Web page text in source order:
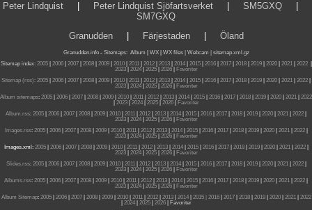
Peter Lindquist
Peter Lindquist Sjöfartsverket SM5GXQ
SM7GXQ
Granudden| Färjestaden| Öland
Granudden.info- Sitemaps: Album WX WX files | Webcam |
sitemap.xml.gz
Sitemap index: 2005| 2006| 2007| 2008| 2009| 2010| 2011| 2012| 2013| 2014| 2015| 2016| 2017| 2018| 2019| 2020| 2021| 2022|
2023| 2024| 2025| 2026|
Favoriter
Sitemap (rss): 2005 2006 2007 2008 2009 2010 2011 2012 2013 2014 2015 2016 2017 2018 2019 2020 2021 2022
2023| 2024| 2025| 2026|
Favoriter
Album sitemaps: 2005 2006 2007 2008 2009 2010 2011 2012 2013 2014 2015 2016 2017 2018 2019 2020 2021
2022
2023| 2024| 2025| 2026|
Favoriter
Album.rss: 2005 2006 2007 2008 2009 2010 2011 2012 2013 2014 2015 2016 2017 2018 2019 2020 2021 2022
2023| 2024| 2025| 2026|
Favoriter
Images.rss: 2005| 2006| 2007| 2008| 2009| 2010| 2011| 2012| 2013| 2014| 2015| 2016| 2017| 2018| 2019| 2020| 2021| 2022|
2023| 2024| 2025| 2026|
Favoriter
Images.xml: 2005| 2006| 2007| 2008| 2009| 2010| 2011| 2012| 2013| 2014| 2015| 2016| 2017| 2018| 2019| 2020| 2021| 2022|
2023| 2024| 2025| 2026|
Favoriter
Slides.rss: 2005| 2006| 2007| 2008| 2009| 2010| 2011| 2012| 2013| 2014| 2015| 2016| 2017| 2018| 2019| 2020| 2021| 2022|
2023| 2024| 2025| 2026|
Favoriter
Albums.rss: 2005 2006 2007 2008 2009 2010 2011 2012 2013 2014 2015 2016 2017 2018 2019 2020 2021 2022
2023| 2024| 2025| 2026|
Favoriter
Album Sitemap: 2005| 2006| 2007| 2008| 2009| 2010| 2011| 2012| 2013| 2014| 2015 | 2016| 2017| 2018| 2019| 2020| 2021| 2022
2024| 2025| 2026|
Favoriter